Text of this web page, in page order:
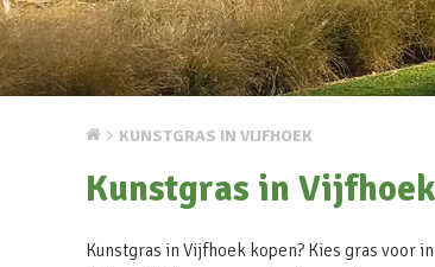
KUNSTGRAS IN VIJFHOEK
Kunstgras in Vijfhoek
Kunstgras in Vijfhoek kopen? Kies gras voor